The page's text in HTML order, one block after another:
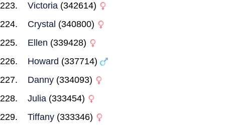
Victoria (342614)
Crystal (340800)
Ellen (339428)
Howard (337714)
Danny (334093)
Julia (333454)
Tiffany (333346)